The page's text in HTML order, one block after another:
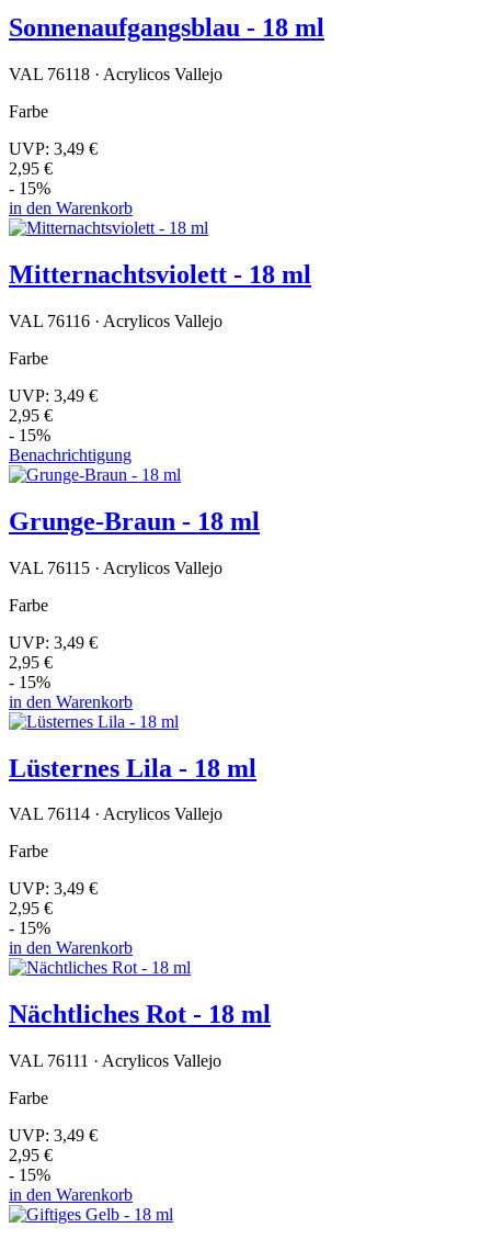
Sonnenaufgangsblau - 18 ml
VAL 76118 · Acrylicos Vallejo
Farbe
UVP: 3,49 €
2,95 €
- 15%
in den Warenkorb
Mitternachtsviolett - 18 ml
VAL 76116 · Acrylicos Vallejo
Farbe
UVP: 3,49 €
2,95 €
- 15%
Benachrichtigung
Grunge-Braun - 18 ml
VAL 76115 · Acrylicos Vallejo
Farbe
UVP: 3,49 €
2,95 €
- 15%
in den Warenkorb
Lüsternes Lila - 18 ml
VAL 76114 · Acrylicos Vallejo
Farbe
UVP: 3,49 €
2,95 €
- 15%
in den Warenkorb
Nächtliches Rot - 18 ml
VAL 76111 · Acrylicos Vallejo
Farbe
UVP: 3,49 €
2,95 €
- 15%
in den Warenkorb